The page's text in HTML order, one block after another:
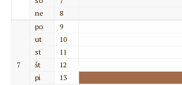
ne
8
7
po
9
ut
10
st
11
št
12
pi
13